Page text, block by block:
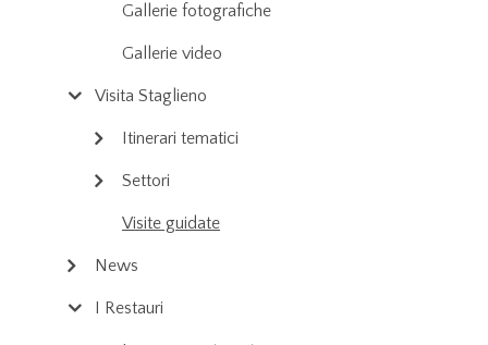
Gallerie fotografiche
Gallerie video
Visita Staglieno
Itinerari tematici
Settori
Visite guidate
News
I Restauri